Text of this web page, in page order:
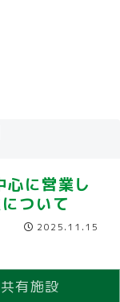
に営業し
ついて
2025.11.15
共有施設